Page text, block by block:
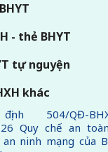
- thẻ BHYT
tự nguyện
khác
504/QĐ-
Quy chế an
ninh mạng của